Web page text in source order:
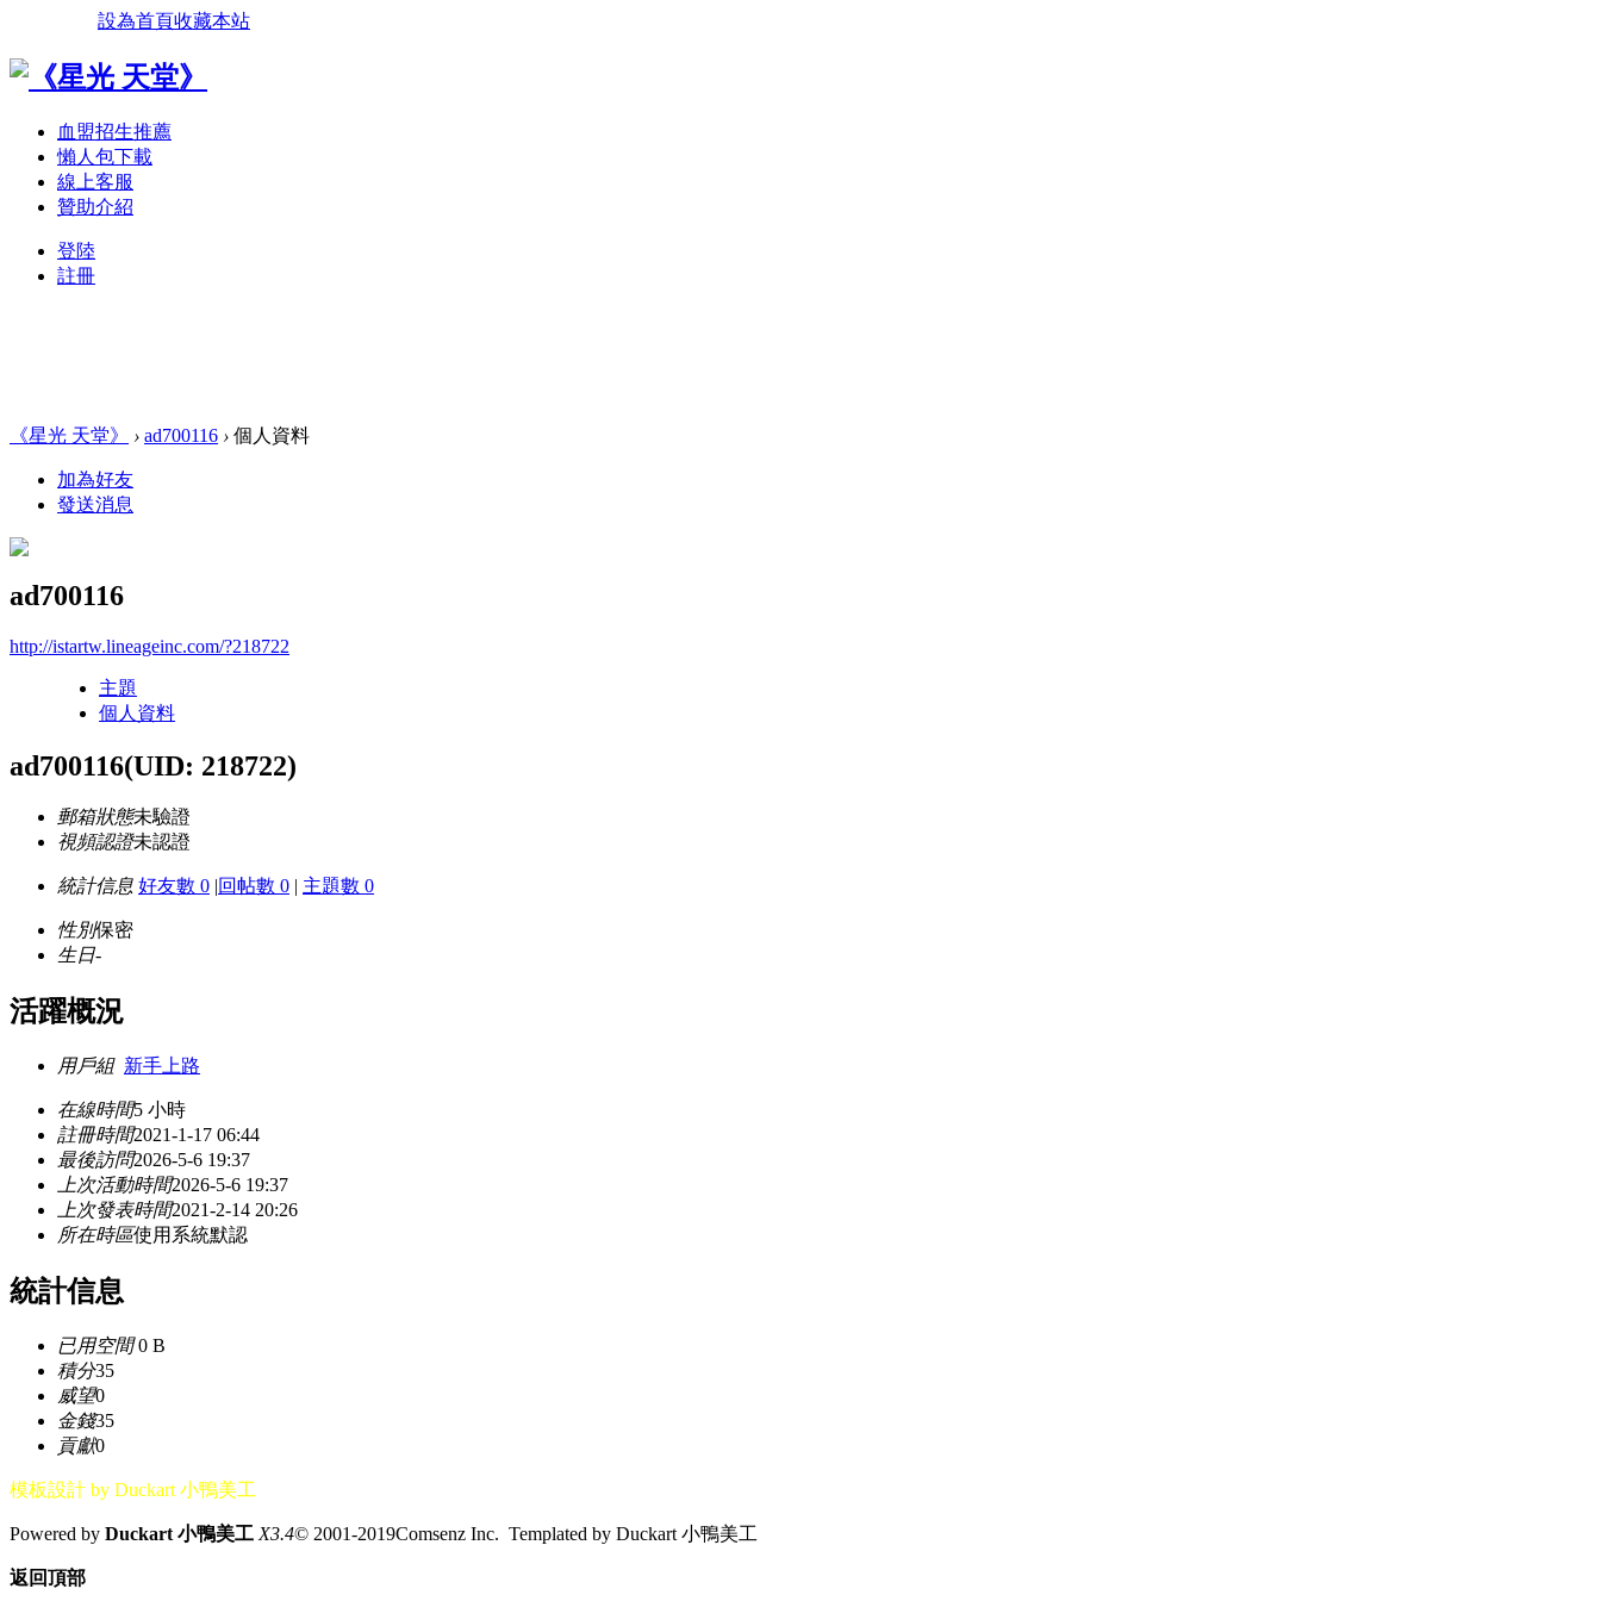
設為首頁收藏本站
血盟招生推薦
懶人包下載
線上客服
贊助介紹
登陸
註冊
《星光 天堂》 › ad700116 › 個人資料
加為好友
發送消息
ad700116
http://istartw.lineageinc.com/?218722
主題
個人資料
ad700116(UID: 218722)
郵箱狀態未驗證
視頻認證未認證
統計信息 好友數 0 |回帖數 0 | 主題數 0
性別保密
生日-
活躍概況
用戶組 新手上路
在線時間5 小時
註冊時間2021-1-17 06:44
最後訪問2026-5-6 19:37
上次活動時間2026-5-6 19:37
上次發表時間2021-2-14 20:26
所在時區使用系統默認
統計信息
已用空間0 B
積分35
威望0
金錢35
貢獻0
模板設計 by Duckart 小鴨美工
Powered by Duckart 小鴨美工 X3.4© 2001-2019Comsenz Inc. Templated by Duckart 小鴨美工
返回頂部